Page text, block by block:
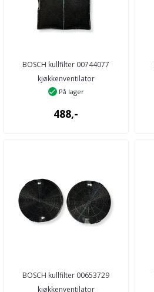
BOSCH kullfilter 00744077
kjøkkenventilator
På lager
488,-
BOSCH kullfilter 00653729
kjøkkenventilator